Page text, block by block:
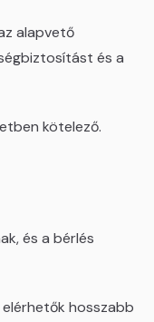
alapvető
és a
kötelező.
és a bérlés
hosszabb